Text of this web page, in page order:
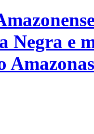
Negra e
Amazonas